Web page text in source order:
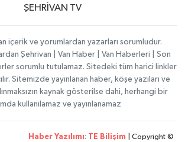
ŞEHRİVAN TV
içerik ve yorumlardan yazarları sorumludur.
Şehrivan | Van Haber | Van Haberleri | Son
sorumlu tutulamaz. Sitedeki tüm harici linkler
Sitemizde yayınlanan haber, köşe yazıları ve
kaynak gösterilse dahi, herhangi bir
kullanılamaz ve yayınlanamaz
Haber Yazılımı: TE Bilişim | Copyright ©